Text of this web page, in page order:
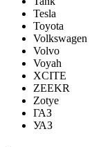
Tesla
Toyota
Volkswagen
Volvo
Voyah
XCITE
ZEEKR
Zotye
ГАЗ
УАЗ